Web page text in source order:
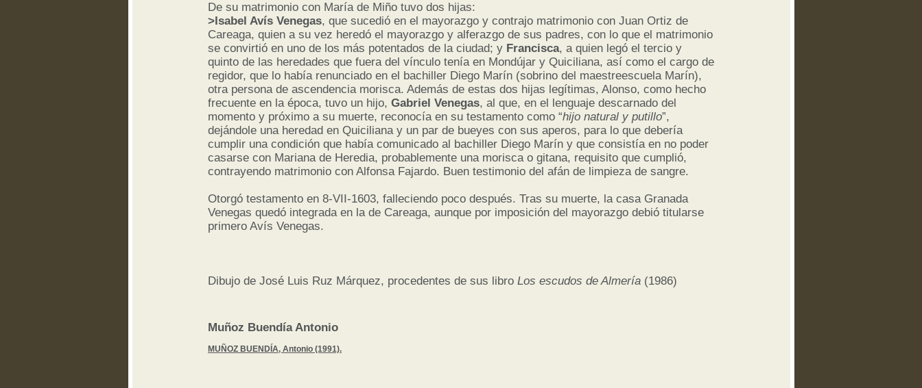
De su matrimonio con María de Miño tuvo dos hijas:
>Isabel Avís Venegas, que sucedió en el mayorazgo y contrajo matrimonio con Juan Ortiz de
Careaga, quien a su vez heredó el mayorazgo y alferazgo de sus padres, con lo que el matrimonio
se convirtió en uno de los más potentados de la ciudad; y Francisca, a quien legó el tercio y
quinto de las heredades que fuera del vínculo tenía en Mondújar y Quiciliana, así como el cargo de
regidor, que lo había renunciado en el bachiller Diego Marín (sobrino del maestreescuela Marín),
otra persona de ascendencia morisca. Además de estas dos hijas legítimas, Alonso, como hecho
frecuente en la época, tuvo un hijo, Gabriel Venegas, al que, en el lenguaje descarnado del
momento y próximo a su muerte, reconocía en su testamento como “hijo natural y putillo”,
dejándole una heredad en Quiciliana y un par de bueyes con sus aperos, para lo que debería
cumplir una condición que había comunicado al bachiller Diego Marín y que consistía en no poder
casarse con Mariana de Heredia, probablemente una morisca o gitana, requisito que cumplió,
contrayendo matrimonio con Alfonsa Fajardo. Buen testimonio del afán de limpieza de sangre.
Otorgó testamento en 8-VII-1603, falleciendo poco después. Tras su muerte, la casa Granada
Venegas quedó integrada en la de Careaga, aunque por imposición del mayorazgo debió titularse
primero Avís Venegas.
Dibujo de José Luis Ruz Márquez, procedentes de sus libro Los escudos de Almería (1986)
Muñoz Buendía Antonio
MUÑOZ BUENDÍA, Antonio (1991).